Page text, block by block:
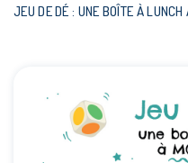
JEU DE DÉ : UNE BOÎTE À LUNCH